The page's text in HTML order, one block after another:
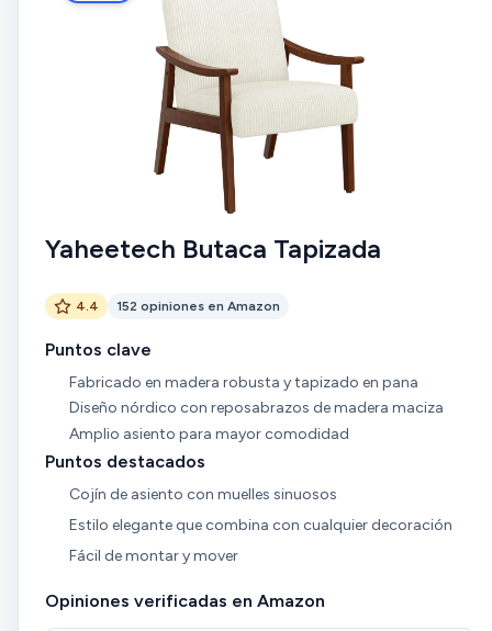
Yaheetech Butaca Tapizada
4.4 152 opiniones en Amazon
Puntos clave
Fabricado en madera robusta y tapizado en pana
Diseño nórdico con reposabrazos de madera maciza
Amplio asiento para mayor comodidad
Puntos destacados
Cojín de asiento con muelles sinuosos
Estilo elegante que combina con cualquier decoración
Fácil de montar y mover
Opiniones verificadas en Amazon